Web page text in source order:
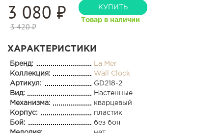
3 080 ₽
3 420 ₽
КУПИТЬ
Товар в наличии
ХАРАКТЕРИСТИКИ
Бренд:
La Mer
Коллекция:
Wall Clock
Артикул:
GD218-2
Вид:
Настенные
Механизма:
кварцевый
Корпус:
пластик
Бой:
без боя